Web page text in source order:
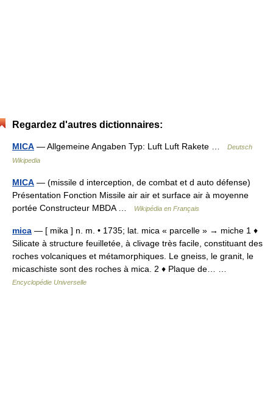
Regardez d'autres dictionnaires:
MICA — Allgemeine Angaben Typ: Luft Luft Rakete …
Deutsch
Wikipedia
MICA — (missile d interception, de combat et d auto défense)
Présentation Fonction Missile air air et surface air à moyenne
portée Constructeur MBDA …
Wikipédia en Français
mica — [ mika ] n. m. • 1735; lat. mica « parcelle » → miche 1 ♦
Silicate à structure feuilletée, à clivage très facile, constituant des
roches volcaniques et métamorphiques. Le gneiss, le granit, le
micaschiste sont des roches à mica. 2 ♦ Plaque de… …
Encyclopédie Universelle